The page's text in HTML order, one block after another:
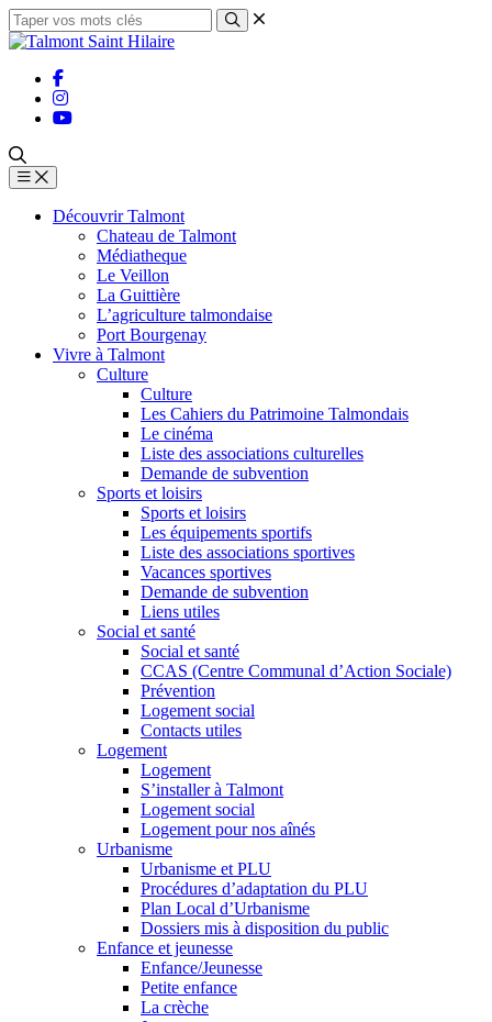
Découvrir Talmont
Chateau de Talmont
Médiatheque
Le Veillon
La Guittière
L’agriculture talmondaise
Port Bourgenay
Vivre à Talmont
Culture
Culture
Les Cahiers du Patrimoine Talmondais
Le cinéma
Liste des associations culturelles
Demande de subvention
Sports et loisirs
Sports et loisirs
Les équipements sportifs
Liste des associations sportives
Vacances sportives
Demande de subvention
Liens utiles
Social et santé
Social et santé
CCAS (Centre Communal d’Action Sociale)
Prévention
Logement social
Contacts utiles
Logement
Logement
S’installer à Talmont
Logement social
Logement pour nos aînés
Urbanisme
Urbanisme et PLU
Procédures d’adaptation du PLU
Plan Local d’Urbanisme
Dossiers mis à disposition du public
Enfance et jeunesse
Enfance/Jeunesse
Petite enfance
La crèche